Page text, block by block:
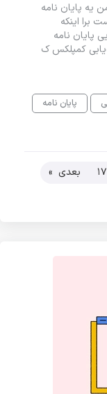
یه پایان نامه
۲۰هزار کلمه ست برا اینکه
جویی پایان نامه
کمپلکس ک
پایان نامه
بعدی »